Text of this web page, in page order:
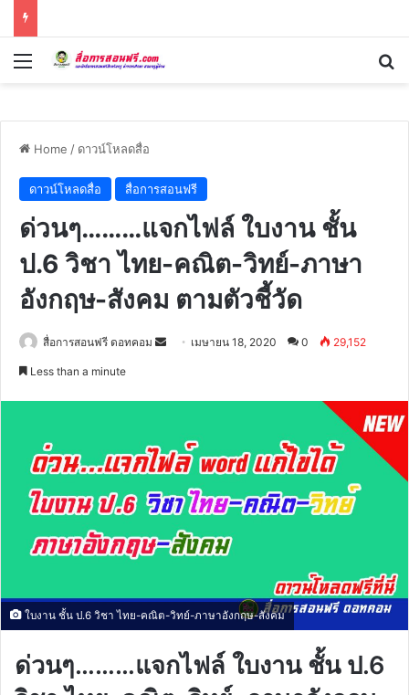
Menu
Home / ดาวน์โหลดสื่อ
ดาวน์โหลดสื่อ สื่อการสอนฟรี
ด่วนๆ………แจกไฟล์ ใบงาน ชั้น
ป.6 วิชา ไทย-คณิต-วิทย์-ภาษา
อังกฤษ-สังคม ตามตัวชี้วัด
สื่อการสอนฟรี ดอทคอม
Send เมษายน 18, 2020 0 29,152
Less than a minute
ใบงาน ชั้น ป.6 วิชา ไทย-คณิต-วิทย์-ภาษาอังกฤษ-สังคม
ด่วนๆ………แจกไฟล์ ใบงาน ชั้น ป.6